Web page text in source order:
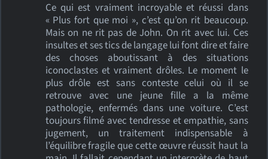
Ce qui est vraiment incroyable et réussi dans
« Plus fort que moi », c’est qu’on rit beaucoup.
Mais on ne rit pas de John. On rit avec lui. Ces
insultes et ses tics de langage lui font dire et faire
des choses aboutissant à des situations
iconoclastes et vraiment drôles. Le moment le
plus drôle est sans conteste celui où il se
retrouve avec une jeune fille a la même
pathologie, enfermés dans une voiture. C’est
toujours filmé avec tendresse et empathie, sans
jugement, un traitement indispensable à
l’équilibre fragile que cette œuvre réussit haut la